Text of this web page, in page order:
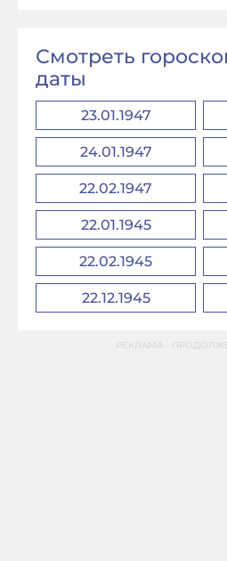
Смотреть
даты
23.01.1947
24.01.1947
22.02.1947
22.01.1945
22.02.1945
22.12.1945
РЕКЛАМА -